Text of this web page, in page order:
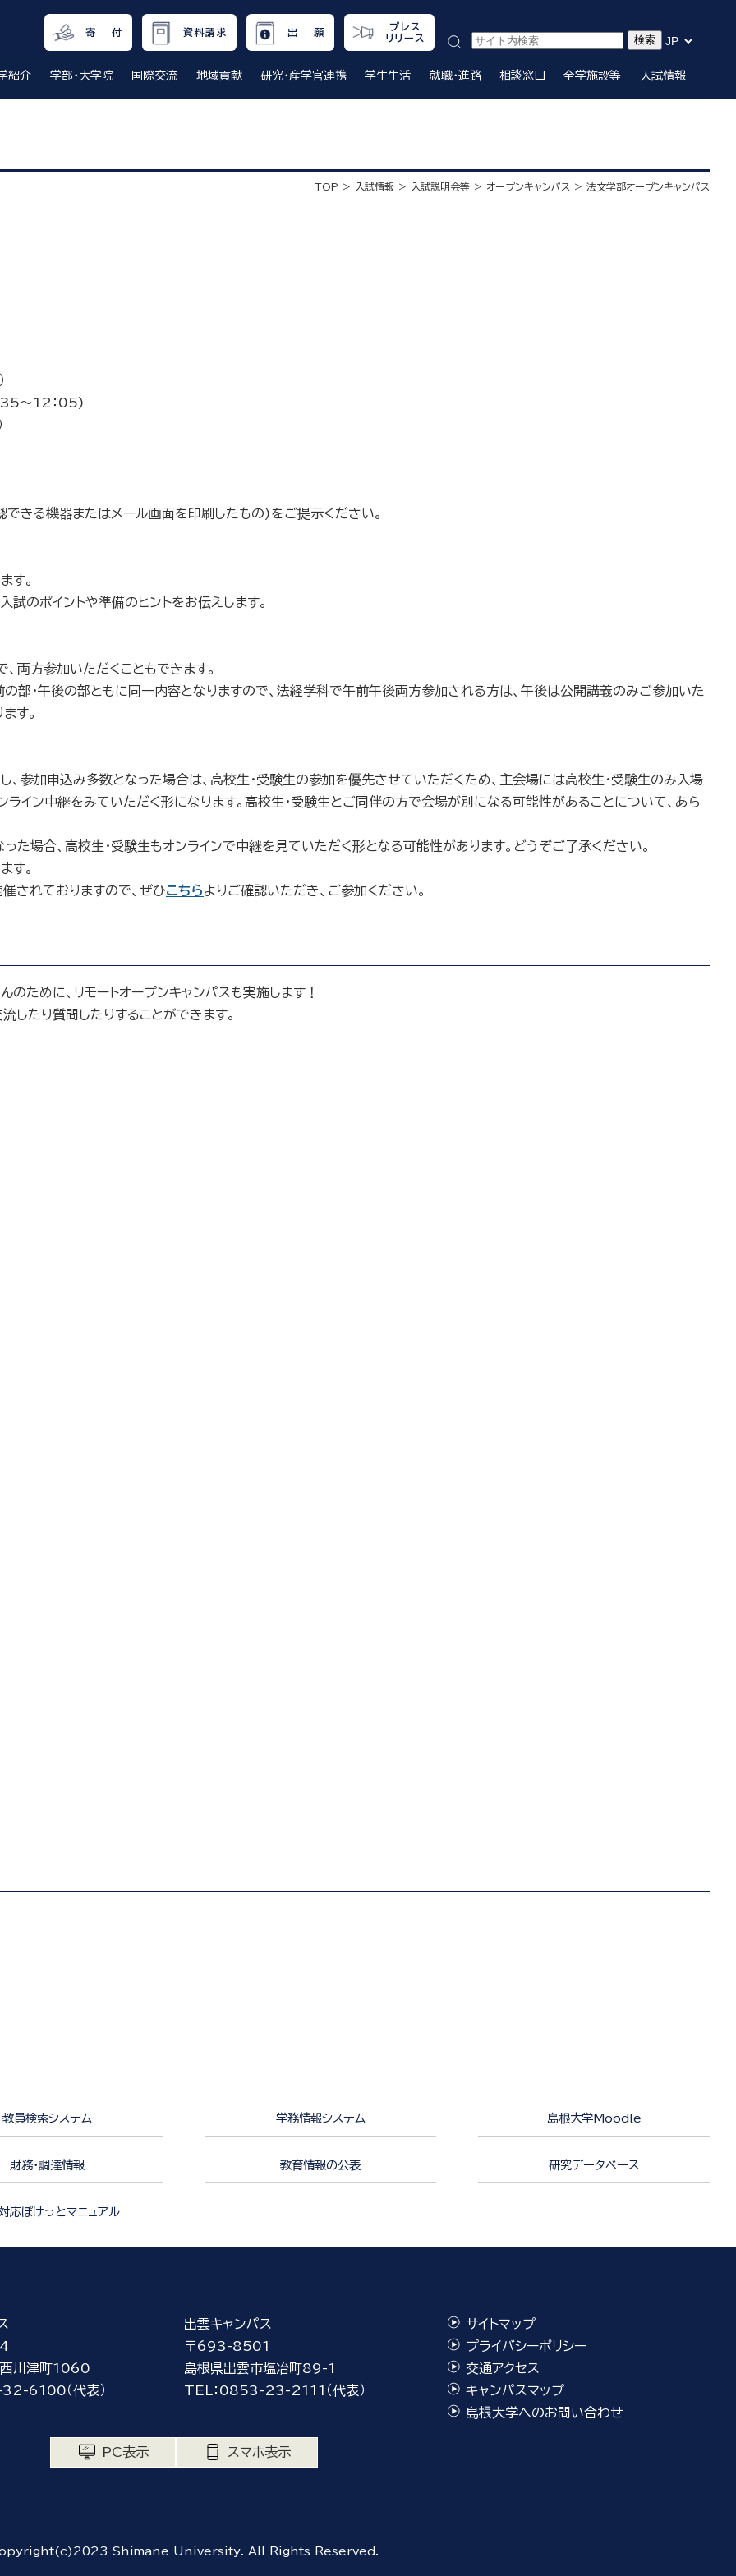
寄 付 資料請求 出 願
プレス
リリース
紹介 学部・大学院 国際交流 地域貢献 研究・産学官連携 学生生活 就職・進路 相談窓口 全学施設等 入試情報
TOP 入試情報 入試説明会等 オープンキャンパス 法文学部オープンキャンパス
～12：05)
きる機器またはメール画面を印刷したもの)をご提示ください。
す。
のポイントや準備のヒントをお伝えします。
両方参加いただくこともできます。
部・午後の部ともに同一内容となりますので、法経学科で午前午後両方参加される方は、午後は公開講義のみご参加いた
す。
参加申込み多数となった場合は、高校生・受験生の参加を優先させていただくため、主会場には高校生・受験生のみ入場
イン中継をみていただく形になります。高校生・受験生とご同伴の方で会場が別になる可能性があることについて、あら
場合、高校生・受験生もオンラインで中継を見ていただく形となる可能性があります。どうぞご了承ください。
す。
されておりますので、ぜひこちらよりご確認いただき、ご参加ください。
ために、リモートオープンキャンパスも実施します！
たり質問したりすることができます。
教員検索システム 学務情報システム 島根大学Moodle
財務・調達情報 教育情報の公表 研究データベース
応ぽけっとマニュアル
川津町1060
6100（代表）
出雲キャンパス
〒693-8501
島根県出雲市塩冶町89-1
TEL：0853-23-2111（代表）
サイトマップ
プライバシーポリシー
交通アクセス
キャンパスマップ
島根大学へのお問い合わせ
PC表示 スマホ表示
Shimane University. All Rights Reserved.